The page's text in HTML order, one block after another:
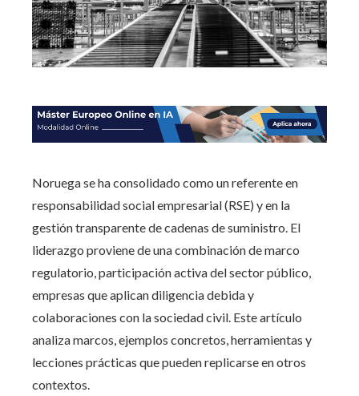
Noruega se ha consolidado como un referente en
responsabilidad social empresarial (RSE) y en la
gestión transparente de cadenas de suministro. El
liderazgo proviene de una combinación de marco
regulatorio, participación activa del sector público,
empresas que aplican diligencia debida y
colaboraciones con la sociedad civil. Este artículo
analiza marcos, ejemplos concretos, herramientas y
lecciones prácticas que pueden replicarse en otros
contextos.